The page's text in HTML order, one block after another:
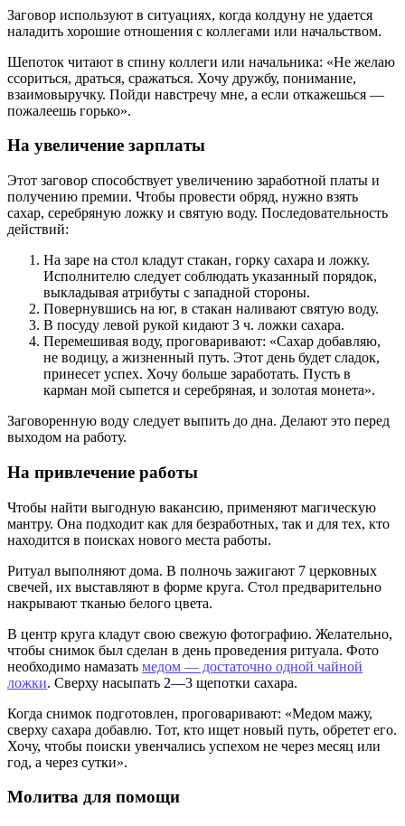
Заговор используют в ситуациях, когда колдуну не удается
наладить хорошие отношения с коллегами или начальством.
Шепоток читают в спину коллеги или начальника: «Не желаю
ссориться, драться, сражаться. Хочу дружбу, понимание,
взаимовыручку. Пойди навстречу мне, а если откажешься —
пожалеешь горько».
На увеличение зарплаты
Этот заговор способствует увеличению заработной платы и
получению премии. Чтобы провести обряд, нужно взять
сахар, серебряную ложку и святую воду. Последовательность
действий:
На заре на стол кладут стакан, горку сахара и ложку.
Исполнителю следует соблюдать указанный порядок,
выкладывая атрибуты с западной стороны.
Повернувшись на юг, в стакан наливают святую воду.
В посуду левой рукой кидают 3 ч. ложки сахара.
Перемешивая воду, проговаривают: «Сахар добавляю,
не водицу, а жизненный путь. Этот день будет сладок,
принесет успех. Хочу больше заработать. Пусть в
карман мой сыпется и серебряная, и золотая монета».
Заговоренную воду следует выпить до дна. Делают это перед
выходом на работу.
На привлечение работы
Чтобы найти выгодную вакансию, применяют магическую
мантру. Она подходит как для безработных, так и для тех, кто
находится в поисках нового места работы.
Ритуал выполняют дома. В полночь зажигают 7 церковных
свечей, их выставляют в форме круга. Стол предварительно
накрывают тканью белого цвета.
В центр круга кладут свою свежую фотографию. Желательно,
чтобы снимок был сделан в день проведения ритуала. Фото
необходимо намазать медом — достаточно одной чайной
ложки. Сверху насыпать 2—3 щепотки сахара.
Когда снимок подготовлен, проговаривают: «Медом мажу,
сверху сахара добавлю. Тот, кто ищет новый путь, обретет его.
Хочу, чтобы поиски увенчались успехом не через месяц или
год, а через сутки».
Молитва для помощи